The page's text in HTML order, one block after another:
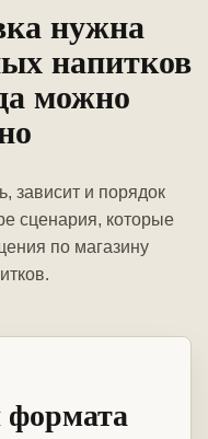
нужна
напитков
можно
зависит и порядок
сценария, которые
по магазину